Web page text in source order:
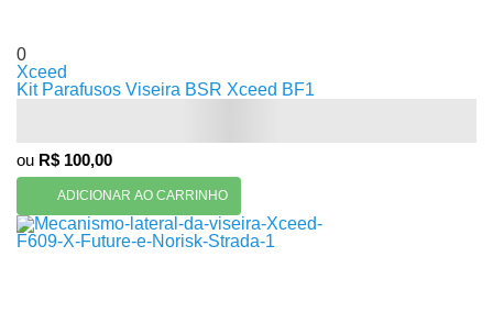
0
Xceed
Kit Parafusos Viseira BSR Xceed BF1
ou R$ 100,00
ADICIONAR AO CARRINHO